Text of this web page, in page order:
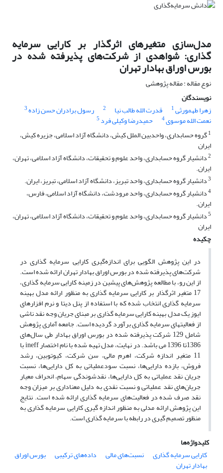
مدل‌سازی متغیرهای اثرگذار بر کارایی سرمایه
گذاری: شواهدی از شرکت‌های پذیرفته شده در
بورس اوراق بهادار تهران
نوع مقاله : مقاله پژوهشی
نویسندگان
زهرا طهمورثی1 قدرت الله طالب نیا 2 رسول برادران حسن زاده3
نعمت الله موسوی4 حمیدرضا وکیلی فرد 5
1گروه حسابداری، واحدبین الملل کیش، دانشگاه آزاد اسلامی، جزیره کیش،
ایران
2دانشیار گروه حسابداری، واحد علوم و تحقیقات، دانشگاه آزاد اسلامی، تهران،
ایران.
3دانشیار گروه حسابداری، واحد تبریز، دانشگاه آزاد اسلامی، تبریز، ایران.
4دانشیار گروه حسابداری، واحد مرودشت، دانشگاه آزاد اسلامی، فارس،
ایران.
5دانشیار گروه حسابداری، واحد علوم و تحقیقات، دانشگاه آزاد اسلامی، تهران،
ایران
چکیده
در این پژوهش الگویی برای اندازه‌گیری کارایی سرمایه گذاری در
شرکت‌های پذیرفته شده در بورس اوراق بهادار تهران ارائه شده است.
از این رو، با مطالعه پژوهش‌های پیشین در زمینه کارایی سرمایه گذاری،
17 متغیر اثرگذار بر کارایی سرمایه گذاری به منظور ارائه مدل بهینه
سرمایه گذاری انتخاب شده که با استفاده از پنل دیتا و نرم افزارهای
ایوز یک مدل بهینه کارایی سرمایه گذاری بر مبنای جریان وجه نقد ناشی
از فعالیتهای سرمایه گذاری برآورد گردیده است. جامعه آماری پژوهش
شامل 129 شرکت پذیرفته شده در بورس اوراق بهادار طی سال‌های
1386تا 1396 می باشد. در نهایت، مدل تهیه شده با نام اختصار ineff با
11 متغیر اندازه شرکت، اهرم مالی، سن شرکت، کیوتوبین، رشد
فروش، بازده دارایی‌ها، نسبت سودعملیاتی به کل دارایی‌ها، نسبت
جریان نقد عملیاتی به کل دارایی‌ها، نقدشوندگی سهام، انحراف معیار
جریان‌های نقد عملیاتی و نسبت نقدی به دلیل معناداری بر میزان وجه
‌نقد صرف شده در فعالیت‌های سرمایه گذاری ارائه شده است. نتایج
این پژوهش ارائه مدلی به منظور اندازه گیری کارایی سرمایه گذاری به
منظور تصمیم گیری در رابطه با سرمایه گذاری است.
کلیدواژه‌ها
کارایی سرمایه گذاری
نسبت‌های مالی داده‌های ترکیبی بورس اوراق
بهادار تهران